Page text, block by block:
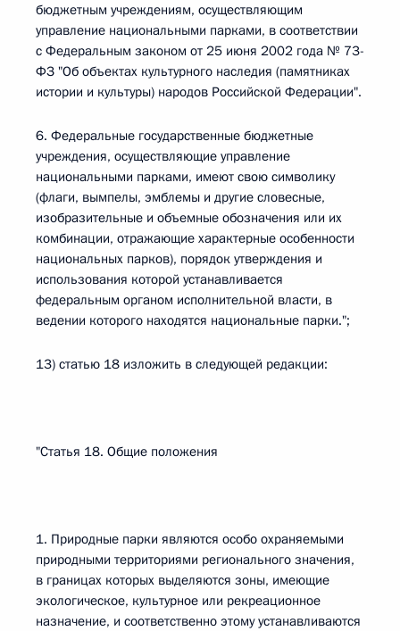
бюджетным учреждениям, осуществляющим
управление национальными парками, в соответствии
с Федеральным законом от 25 июня 2002 года № 73-
ФЗ "Об объектах культурного наследия (памятниках
истории и культуры) народов Российской Федерации".
6. Федеральные государственные бюджетные
учреждения, осуществляющие управление
национальными парками, имеют свою символику
(флаги, вымпелы, эмблемы и другие словесные,
изобразительные и объемные обозначения или их
комбинации, отражающие характерные особенности
национальных парков), порядок утверждения и
использования которой устанавливается
федеральным органом исполнительной власти, в
ведении которого находятся национальные парки.";
13) статью 18 изложить в следующей редакции:
"Статья 18. Общие положения
1. Природные парки являются особо охраняемыми
природными территориями регионального значения,
в границах которых выделяются зоны, имеющие
экологическое, культурное или рекреационное
назначение, и соответственно этому устанавливаются